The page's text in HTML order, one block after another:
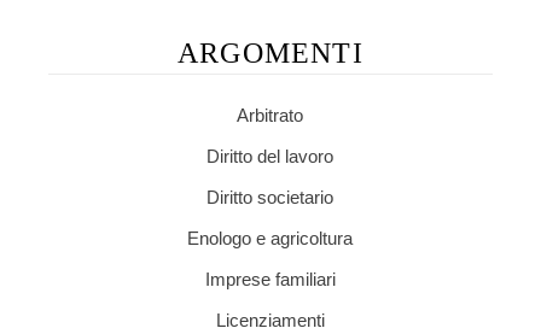
ARGOMENTI
Arbitrato
Diritto del lavoro
Diritto societario
Enologo e agricoltura
Imprese familiari
Licenziamenti